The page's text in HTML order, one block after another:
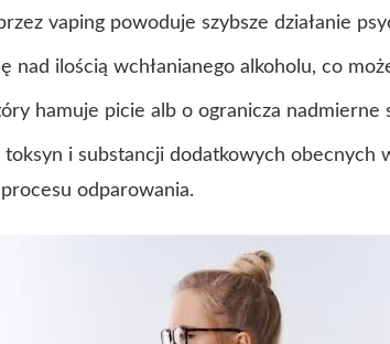
vaping powoduje szybsze działanie
nad ilością wchłanianego alkoholu, co
hamuje picie alb o ogranicza nadmierne
i substancji dodatkowych obecnych
odparowania.